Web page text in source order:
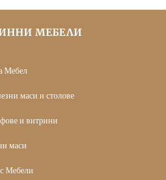
МЕБЕЛИ
Мебел
маси и столове
и витрини
маси
Мебели